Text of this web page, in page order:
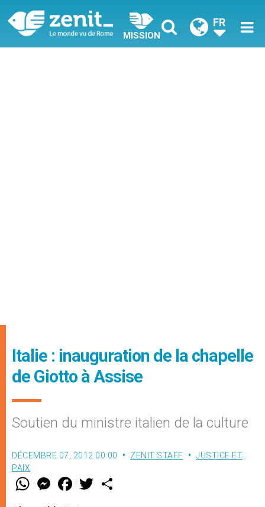
MISSION
FR
Italie : inauguration de la chapelle
de Giotto à Assise
Soutien du ministre italien de la culture
DÉCEMBRE 07, 2012 00:00 ZENIT STAFF
JUSTICE ET
PAIX
W M
e
F
a w